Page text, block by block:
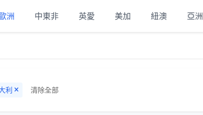
洲 中東非 英愛 美加 紐澳 亞洲
利 清除全部